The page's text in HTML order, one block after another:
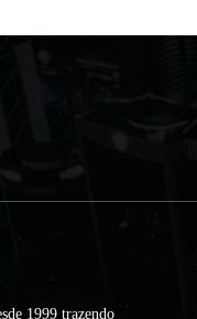
1999 trazendo